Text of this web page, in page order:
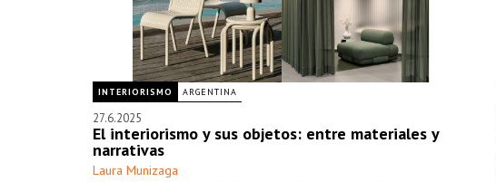
INTERIORISMO ARGENTINA
27.6.2025
El interiorismo y sus objetos: entre materiales y
narrativas
Laura Munizaga